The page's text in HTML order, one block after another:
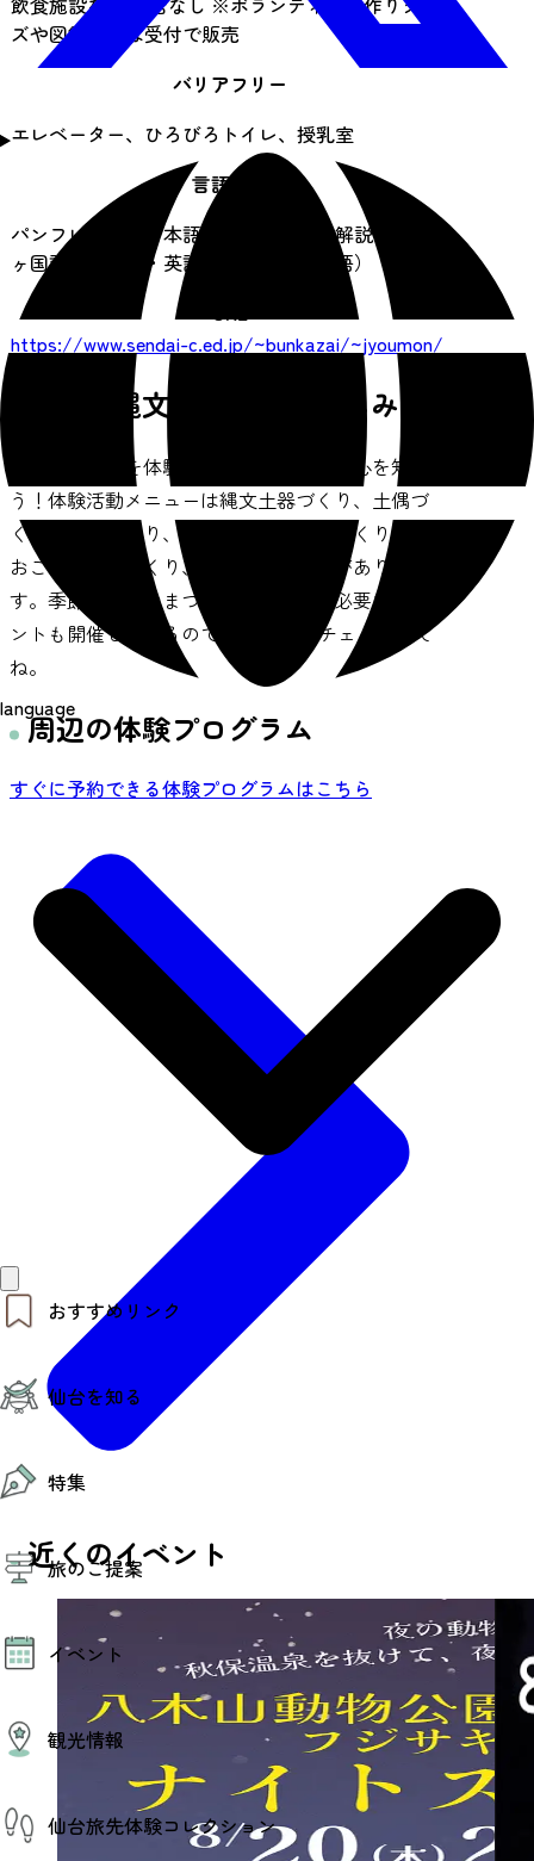
language
おすすめリンク
モデルコース
エリアガイド
お知らせ
お得なチケット
仙台を知る
仙台の魅力
エリアガイド
仙台から行く東北周遊旅
伝統的工芸品
特集
特集
夜時間トピックス
旅のご提案
AIおまかせコース
オリジナルプラン
みんなの旅行記
イベント
イベント情報
その他イベント情報（音楽・展示会）
スポーツ情報
コンベンション情報
観光情報
観光スポット
温泉
仙台旅先体験コレクション
ズや図録などは受付で販売
バリアフリー
エレベーター、ひろびろトイレ、授乳室
言語対応
パンフレット（日本語・英語）展示室解説パネル4
ヶ国語（日本語・英語・中国語・韓国語）
URL
https://www.sendai-c.ed.jp/~bunkazai/~jyoumon/
仙台市縄文の森広場の楽しみ方
縄文のくらしを体験して縄文人の知恵と心を知ろ
う！体験活動メニューは縄文土器づくり、土偶づ
くり、勾玉づくり、石のアクセサリーづくり、火
おこし、石器づくり、編布づくりなどがありま
す。季節ごとのおまつりや事前申込の必要なイベ
ントも開催しているのでFacebookもチェックして
ね。
周辺の体験プログラム
すぐに予約できる体験プログラムはこちら
近くのイベント